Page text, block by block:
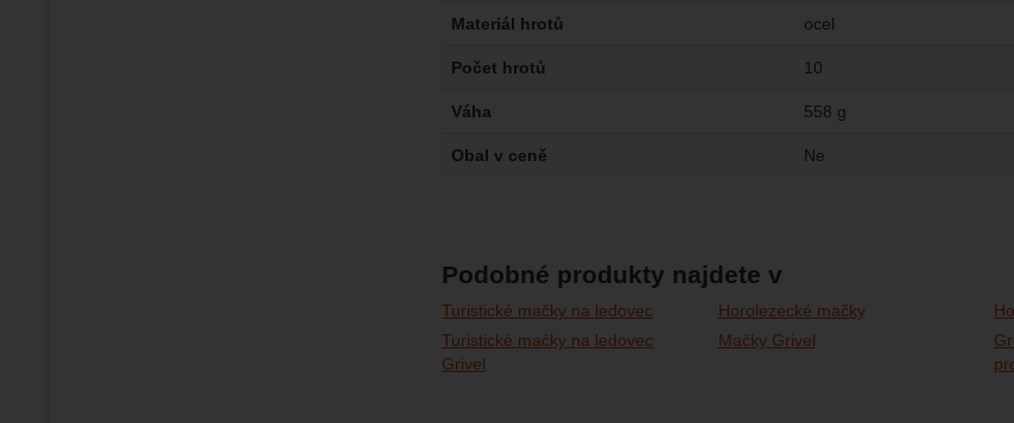
Materiál hrotů ocel
Počet hrotů 10
Váha 558 g
Obal v ceně Ne
Podobné produkty najdete v
Turistické mačky na ledovec
Turistické mačky na ledovec
Grivel
Horolezecké mačky
Mačky Grivel